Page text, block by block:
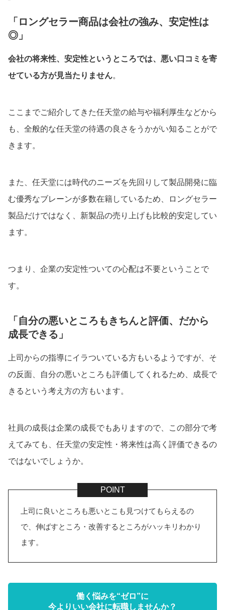
「ロングセラー商品は会社の強み、安定性は
◎」
会社の将来性、安定性というところでは、悪い口コミを寄
せている方が見当たりません。
ここまでご紹介してきた任天堂の給与や福利厚生などから
も、全般的な任天堂の待遇の良さをうかがい知ることがで
きます。
また、任天堂には時代のニーズを先回りして製品開発に臨
む優秀なブレーンが多数在籍しているため、ロングセラー
製品だけではなく、新製品の売り上げも比較的安定してい
ます。
つまり、企業の安定性ついての心配は不要ということで
す。
「自分の悪いところもきちんと評価、だから
成長できる」
上司からの指導にイラついている方もいるようですが、そ
の反面、自分の悪いところも評価してくれるため、成長で
きるという考え方の方もいます。
社員の成長は企業の成長でもありますので、この部分で考
えてみても、任天堂の安定性・将来性は高く評価できるの
ではないでしょうか。
上司に良いところも悪いとこも見つけてもらえるの
で、伸ばすところ・改善するところがハッキリわかり
ます。
働く悩みを“ゼロ”に
今よりいい会社に転職しませんか？